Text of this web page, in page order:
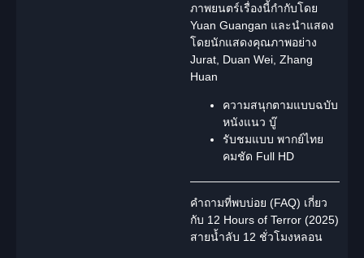
ภาพยนตร์เรื่องนี้กำกับโดย
Yuan Guangan และนำแสดง
โดยนักแสดงคุณภาพอย่าง
Jurat, Duan Wei, Zhang
Huan
ความสนุกตามแบบฉบับ
หนังแนว บู๊
รับชมแบบ พากย์ไทย
คมชัด Full HD
คำถามที่พบบ่อย (FAQ) เกี่ยว
กับ 12 Hours of Terror (2025)
สายน้ำลับ 12 ชั่วโมงหลอน